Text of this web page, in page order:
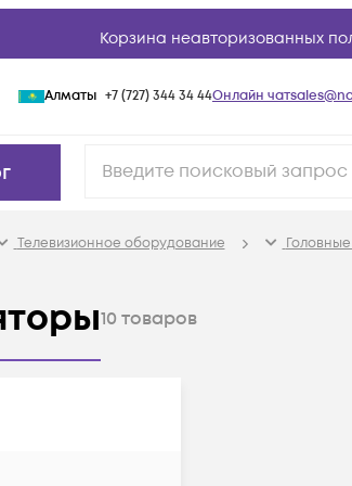
Корзина неавторизованных
Алматы +7 (727) 344 34 44Онлайн чат
Телевизионное оборудование
10 товаров